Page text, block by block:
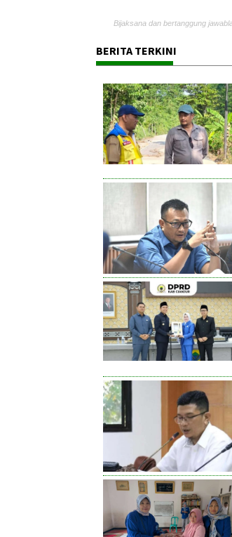
Bijaksana dan bertanggung
BERITA TERKINI